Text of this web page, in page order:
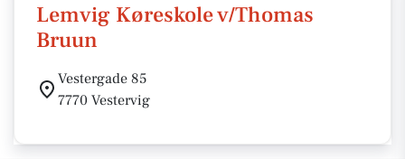
Lemvig Køreskole v/Thomas
Bruun
Vestergade 85
7770 Vestervig